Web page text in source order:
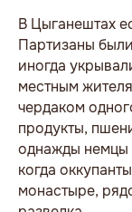
В Цыганештах
Партизаны
иногда
местным
чердаком
продукты,
однажды немцы
когда
монастыре,